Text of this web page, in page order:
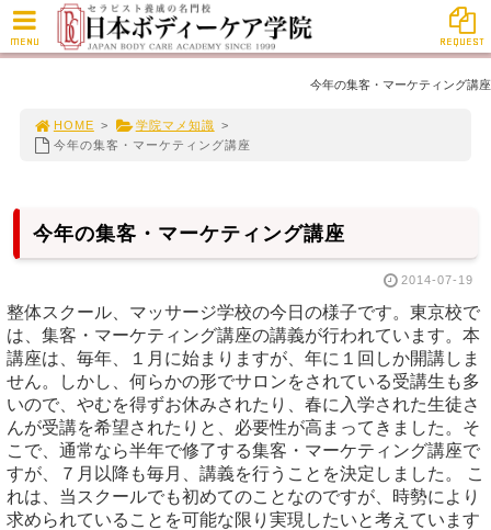
今年の集客・マーケティング講座
HOME > 学院マメ知識
>
今年の集客・マーケティング講座
今年の集客・マーケティング講座
2014-07-19
整体スクール、マッサージ学校の今日の様子です。東京校で
は、集客・マーケティング講座の講義が行われています。本
講座は、毎年、１月に始まりますが、年に１回しか開講しま
せん。しかし、何らかの形でサロンをされている受講生も多
いので、やむを得ずお休みされたり、春に入学された生徒さ
んが受講を希望されたりと、必要性が高まってきました。そ
こで、通常なら半年で修了する集客・マーケティング講座で
すが、７月以降も毎月、講義を行うことを決定しました。 こ
れは、当スクールでも初めてのことなのですが、時勢により
求められていることを可能な限り実現したいと考えています
MENU REQUEST